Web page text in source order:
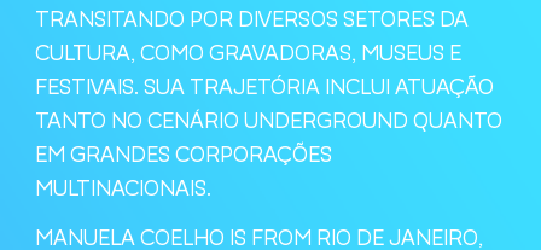
TRANSITANDO POR DIVERSOS SETORES DA
CULTURA, COMO GRAVADORAS, MUSEUS E
FESTIVAIS. SUA TRAJETÓRIA INCLUI ATUAÇÃO
TANTO NO CENÁRIO UNDERGROUND QUANTO
EM GRANDES CORPORAÇÕES
MULTINACIONAIS.
MANUELA COELHO IS FROM RIO DE JANEIRO,